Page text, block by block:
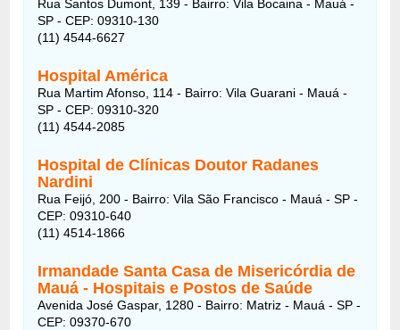
Rua Santos Dumont, 139 - Bairro: Vila Bocaina - Mauá -
SP - CEP: 09310-130
(11) 4544-6627
Hospital América
Rua Martim Afonso, 114 - Bairro: Vila Guarani - Mauá -
SP - CEP: 09310-320
(11) 4544-2085
Hospital de Clínicas Doutor Radanes
Nardini
Rua Feijó, 200 - Bairro: Vila São Francisco - Mauá - SP -
CEP: 09310-640
(11) 4514-1866
Irmandade Santa Casa de Misericórdia de
Mauá - Hospitais e Postos de Saúde
Avenida José Gaspar, 1280 - Bairro: Matriz - Mauá - SP -
CEP: 09370-670